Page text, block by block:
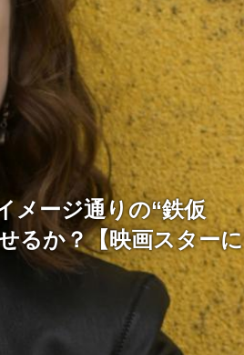
メージ通りの“鉄仮
るか？【映画スターに